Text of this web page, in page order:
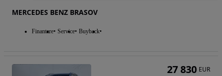
MERCEDES BENZ BRASOV
Finantare Service Buyback
27 830 EUR